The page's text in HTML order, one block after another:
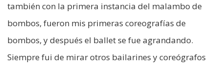
también con la primera instancia del malambo de
bombos, fueron mis primeras coreografías de
bombos, y después el ballet se fue agrandando.
Siempre fui de mirar otros bailarines y coreógrafos